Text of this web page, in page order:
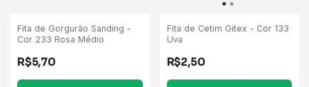
Fita de Gorgurão Sanding -
Cor 233 Rosa Médio
R$5,70
Fita de Cetim Gitex - Cor 133
Uva
R$2,50